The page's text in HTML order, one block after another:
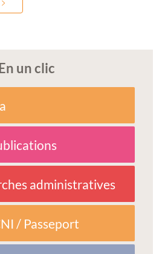
un clic
administratives
/ Passeport